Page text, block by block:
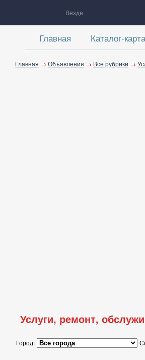
Везде
Главная Каталог-карта
Главная → Объявления → Все рубрики →
Услуги, ремонт,
Город: